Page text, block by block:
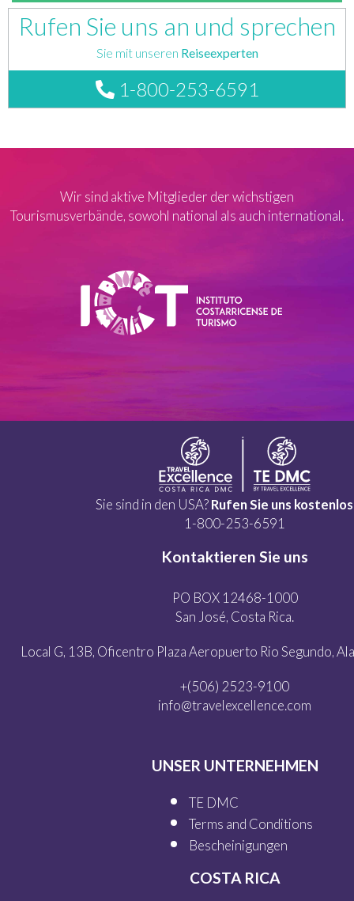
Rufen Sie uns an und sprechen
Sie mit unseren Reiseexperten
1-800-253-6591
Wir sind aktive Mitglieder der wichstigen
Tourismusverbände, sowohl national als auch international.
Sie sind in den USA?Rufen Sie uns
1-800-253-6591
Kontaktieren Sie uns
PO BOX 12468-1000
San José, Costa Rica.
Local G, 13B, Oficentro Plaza Aeropuerto Rio Segundo,
+(506) 2523-9100
info@travelexcellence.com
UNSER UNTERNEHMEN
TE DMC
Terms and Conditions
Bescheinigungen
COSTA RICA